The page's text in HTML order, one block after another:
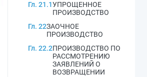
Гл. 21.1УПРОЩЕННОЕ
ПРОИЗВОДСТВО
Гл. 22ЗАОЧНОЕ
ПРОИЗВОДСТВО
Гл. 22.2ПРОИЗВОДСТВО ПО
РАССМОТРЕНИЮ
ЗАЯВЛЕНИЙ О
ВОЗВРАЩЕНИИ